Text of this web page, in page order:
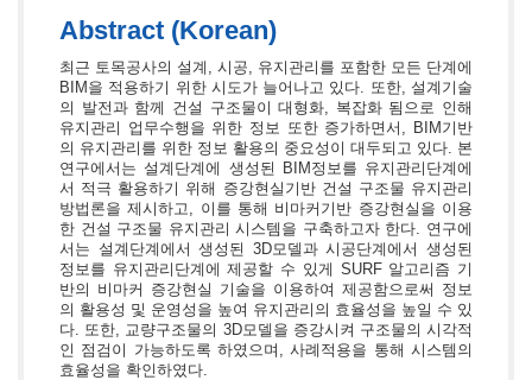
Abstract (Korean)
최근 토목공사의 설계, 시공, 유지관리를 포함한 모든 단계에
BIM을 적용하기 위한 시도가 늘어나고 있다. 또한, 설계기술
의 발전과 함께 건설 구조물이 대형화, 복잡화 됨으로 인해
유지관리 업무수행을 위한 정보 또한 증가하면서, BIM기반
의 유지관리를 위한 정보 활용의 중요성이 대두되고 있다. 본
연구에서는 설계단계에 생성된 BIM정보를 유지관리단계에
서 적극 활용하기 위해 증강현실기반 건설 구조물 유지관리
방법론을 제시하고, 이를 통해 비마커기반 증강현실을 이용
한 건설 구조물 유지관리 시스템을 구축하고자 한다. 연구에
서는 설계단계에서 생성된 3D모델과 시공단계에서 생성된
정보를 유지관리단계에 제공할 수 있게 SURF 알고리즘 기
반의 비마커 증강현실 기술을 이용하여 제공함으로써 정보
의 활용성 및 운영성을 높여 유지관리의 효율성을 높일 수 있
다. 또한, 교량구조물의 3D모델을 증강시켜 구조물의 시각적
인 점검이 가능하도록 하였으며, 사례적용을 통해 시스템의
효율성을 확인하였다.